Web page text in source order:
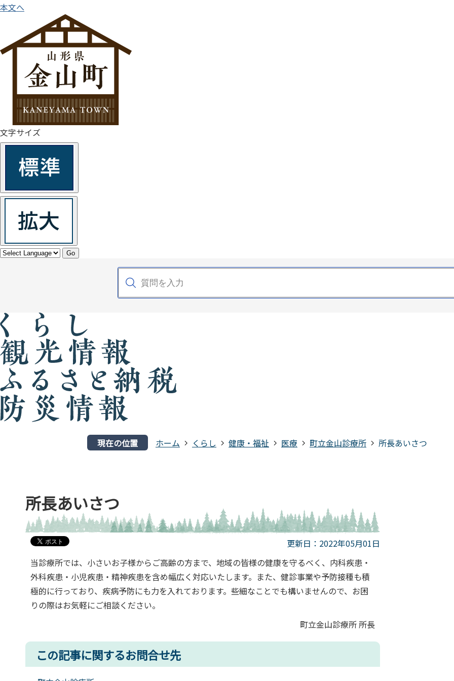
本文へ
文字サイズ
Go
現在の位置 ホーム くらし 健康・福祉 医療 町立金山診療所 所長あいさつ
所長あいさつ
更新日：2022年05月01日
当診療所では、小さいお子様からご高齢の方まで、地域の皆様の健康を守るべく、内科疾患・
外科疾患・小児疾患・精神疾患を含め幅広く対応いたします。また、健診事業や予防接種も積
極的に行っており、疾病予防にも力を入れております。些細なことでも構いませんので、お困
りの際はお気軽にご相談ください。
町立金山診療所 所長
この記事に関するお問合せ先